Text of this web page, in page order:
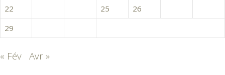
22
25 26
29
« Fév Avr »